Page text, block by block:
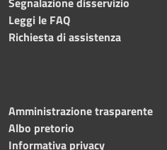
Leggi le FAQ
Richiesta di assistenza
Amministrazione trasparente
Albo pretorio
Informativa privacy